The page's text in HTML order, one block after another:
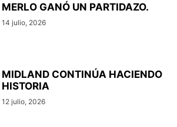
MERLO GANÓ UN PARTIDAZO.
14 julio, 2026
MIDLAND CONTINÚA HACIENDO
HISTORIA
12 julio, 2026